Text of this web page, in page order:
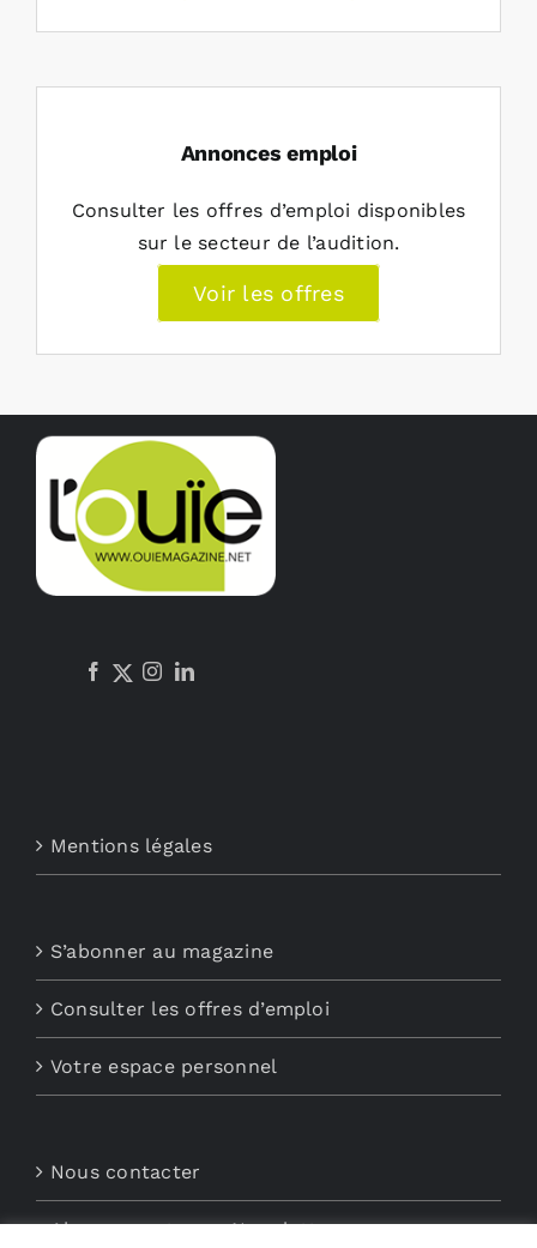
Annonces emploi
Consulter les offres d’emploi disponibles
sur le secteur de l’audition.
Voir les offres
Mentions légales
S’abonner au magazine
Consulter les offres d’emploi
Votre espace personnel
Nous contacter
Abonnements aux Newsletters